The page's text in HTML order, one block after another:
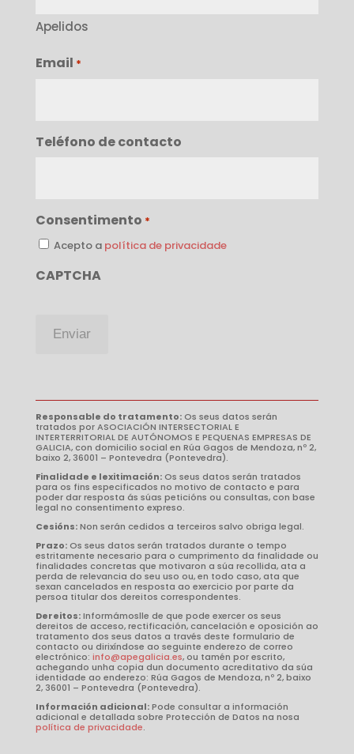
Apelidos
Email *
Teléfono de contacto
Consentimento *
Acepto a política de privacidade
CAPTCHA
Responsable do tratamento:Os seus datos serán
tratados por ASOCIACIÓN INTERSECTORIAL E
INTERTERRITORIAL DE AUTÓNOMOS E PEQUENAS EMPRESAS DE
GALICIA, con domicilio social en Rúa Gagos de Mendoza, nº 2,
baixo 2, 36001 – Pontevedra (Pontevedra).
Finalidade e lexitimación:Os seus datos serán tratados
para os fins especificados no motivo de contacto e para
poder dar resposta ás súas peticións ou consultas, con base
legal no consentimento expreso.
Cesións:Non serán cedidos a terceiros salvo obriga legal.
Prazo:Os seus datos serán tratados durante o tempo
estritamente necesario para o cumprimento da finalidade ou
finalidades concretas que motivaron a súa recollida, ata a
perda de relevancia do seu uso ou, en todo caso, ata que
sexan cancelados en resposta ao exercicio por parte da
persoa titular dos dereitos correspondentes.
Dereitos:Informámoslle de que pode exercer os seus
dereitos de acceso, rectificación, cancelación e oposición ao
tratamento dos seus datos a través deste formulario de
contacto ou dirixíndose ao seguinte enderezo de correo
electrónico: info@apegalicia.es, ou tamén por escrito,
achegando unha copia dun documento acreditativo da súa
identidade ao enderezo: Rúa Gagos de Mendoza, nº 2, baixo
2, 36001 – Pontevedra (Pontevedra).
Información adicional:Pode consultar a información
adicional e detallada sobre Protección de Datos na nosa
política de privacidade.